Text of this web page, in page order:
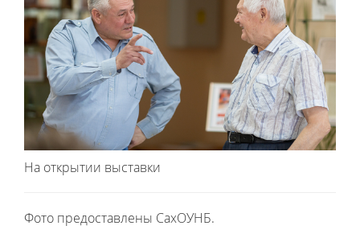
На открытии выставки
Фото предоставлены СахОУНБ.